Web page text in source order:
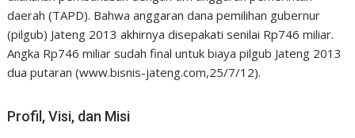
daerah (TAPD). Bahwa anggaran dana pemilihan gubernur
(pilgub) Jateng 2013 akhirnya disepakati senilai Rp746 miliar.
Angka Rp746 miliar sudah final untuk biaya pilgub Jateng 2013
dua putaran (www.bisnis-jateng.com,25/7/12).
Profil, Visi, dan Misi